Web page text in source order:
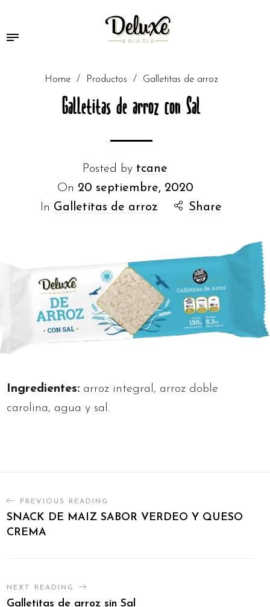
Home / Productos / Galletitas de arroz
Galletitas de arroz con Sal
Posted by tcane
On 20 septiembre, 2020
In Galletitas de arroz Share
Ingredientes: arroz integral, arroz doble
carolina, agua y sal.
PREVIOUS READING
SNACK DE MAIZ SABOR VERDEO Y QUESO
CREMA
NEXT READING
Galletitas de arroz sin Sal